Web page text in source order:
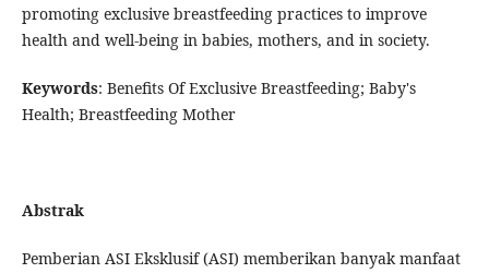
promoting exclusive breastfeeding practices to improve
health and well-being in babies, mothers, and in society.
Keywords: Benefits Of Exclusive Breastfeeding; Baby's
Health; Breastfeeding Mother
Abstrak
Pemberian ASI Eksklusif (ASI) memberikan banyak manfaat